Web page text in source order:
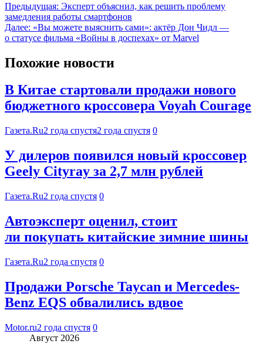
Предыдущая: Эксперт объяснил, как решить проблему
замедления работы смартфонов
Далее: «Вы можете выяснить сами»: актёр Дон Чидл —
о статусе фильма «Войны в доспехах» от Marvel
Похожие новости
В Китае стартовали продажи нового
бюджетного кроссовера Voyah Courage
Газета.Ru2 года спустя2 года спустя 0
У дилеров появился новый кроссовер
Geely Cityray за 2,7 млн рублей
Газета.Ru2 года спустя 0
Автоэксперт оценил, стоит
ли покупать китайские зимние шины
Газета.Ru2 года спустя 0
Продажи Porsche Taycan и Mercedes-
Benz EQS обвалились вдвое
Motor.ru2 года спустя 0
Август 2026